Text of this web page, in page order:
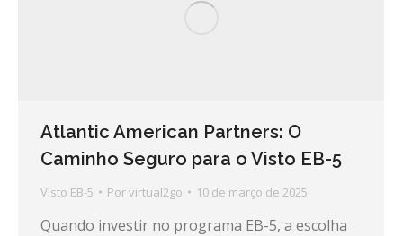
Atlantic American Partners: O
Caminho Seguro para o Visto EB-5
Visto EB-5 Porvirtual2go 10 de março de 2025
Quando investir no programa EB-5, a escolha